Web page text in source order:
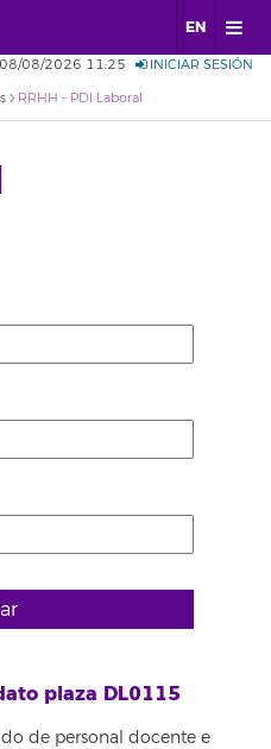
EN
08/08/2026 11:25 INICIAR SESIÓN
RRHH - PDI Laboral
plaza DL0115
de personal docente e